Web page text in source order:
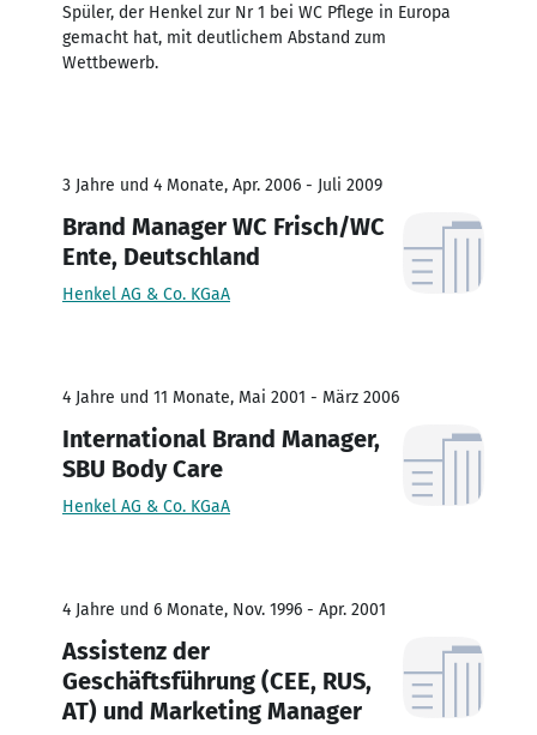
Spüler, der Henkel zur Nr 1 bei WC Pflege in Europa
gemacht hat, mit deutlichem Abstand zum
Wettbewerb.
3 Jahre und 4 Monate, Apr. 2006 - Juli 2009
Brand Manager WC Frisch/WC
Ente, Deutschland
Henkel AG & Co. KGaA
4 Jahre und 11 Monate, Mai 2001 - März 2006
International Brand Manager,
SBU Body Care
Henkel AG & Co. KGaA
4 Jahre und 6 Monate, Nov. 1996 - Apr. 2001
Assistenz der
Geschäftsführung (CEE, RUS,
AT) und Marketing Manager